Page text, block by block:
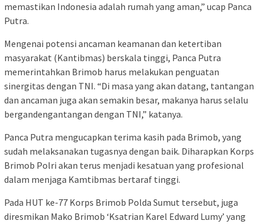
memastikan Indonesia adalah rumah yang aman,” ucap Panca
Putra.
Mengenai potensi ancaman keamanan dan ketertiban
masyarakat (Kantibmas) berskala tinggi, Panca Putra
memerintahkan Brimob harus melakukan penguatan
sinergitas dengan TNI. “Di masa yang akan datang, tantangan
dan ancaman juga akan semakin besar, makanya harus selalu
bergandengantangan dengan TNI,” katanya.
Panca Putra mengucapkan terima kasih pada Brimob, yang
sudah melaksanakan tugasnya dengan baik. Diharapkan Korps
Brimob Polri akan terus menjadi kesatuan yang profesional
dalam menjaga Kamtibmas bertaraf tinggi.
Pada HUT ke-77 Korps Brimob Polda Sumut tersebut, juga
diresmikan Mako Brimob ‘Ksatrian Karel Edward Lumy’ yang